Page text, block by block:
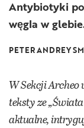
Antybiotyki
węgla w
PETER ANDREY
W Sekcji
teksty ze
aktualne,